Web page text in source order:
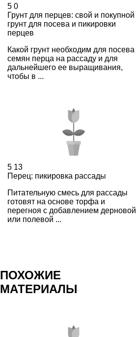
5 0
Грунт для перцев: свой и покупной
грунт для посева и пикировки
перцев
Какой грунт необходим для посева
семян перца на рассаду и для
дальнейшего ее выращивания,
чтобы в ...
5 13
Перец: пикировка рассады
Питательную смесь для рассады
готовят на основе торфа и
перегноя с добавлением дерновой
или полевой ...
ПОХОЖИЕ
МАТЕРИАЛЫ